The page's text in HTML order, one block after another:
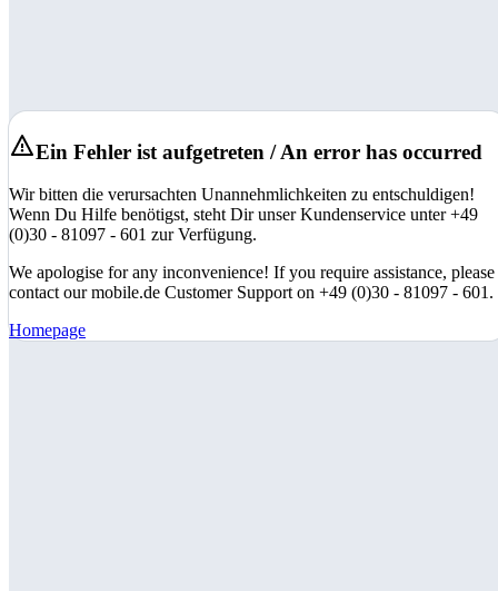
Ein Fehler ist aufgetreten / An error has occurred
Wir bitten die verursachten Unannehmlichkeiten zu entschuldigen!
Wenn Du Hilfe benötigst, steht Dir unser Kundenservice unter +49
(0)30 - 81097 - 601 zur Verfügung.
We apologise for any inconvenience! If you require assistance, please
contact our mobile.de Customer Support on +49 (0)30 - 81097 - 601.
Homepage